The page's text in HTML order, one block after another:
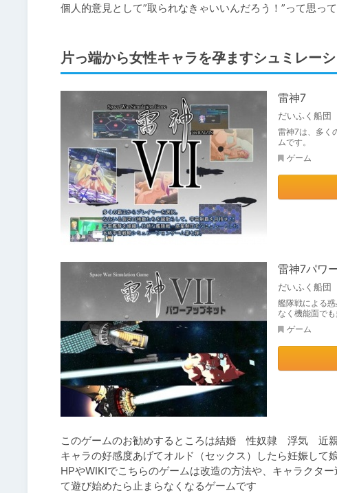
個人的意見として”取られなきゃいいんだろう！”って思っ
片っ端から女性キャラを孕ますシュミレー
雷神7
だいふく船団
雷神7は、多く
ムです。
ゲーム
雷神7パワ
だいふく船団
艦隊戦による
なく機能面で
ゲーム
このゲームのお勧めするところは結婚　性奴隷　浮気　
キャラの好感度あげてオルド（セックス）したら妊娠して
HPやWIKIでこちらのゲームは改造の方法や、キャラクタ
て遊び始めたら止まらなくなるゲームです